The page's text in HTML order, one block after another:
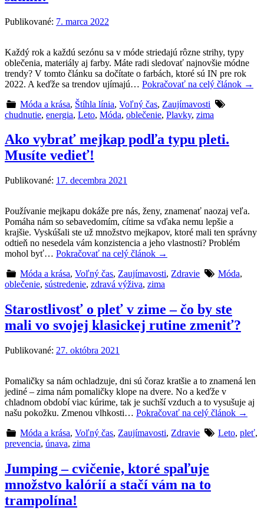
Publikované: 7. marca 2022
Každý rok a každú sezónu sa v móde striedajú rôzne strihy, typy
oblečenia, materiály aj farby. Máte radi sledovať najnovšie módne
trendy? V tomto článku sa dočítate o farbách, ktoré sú IN pre rok
2022. A keďže sa trendov ujímajú… Pokračovať na celý článok →
Móda a krása, Štíhla línia,Voľný čas, Zaujímavosti
chudnutie, energia, Leto, Móda, oblečenie, Plavky, zima
Ako vybrať mejkap podľa typu pleti.
Musíte vedieť!
Publikované: 17. decembra 2021
Používanie mejkapu dokáže pre nás, ženy, znamenať naozaj veľa.
Pomáha nám so sebavedomím, cítime sa vďaka nemu lepšie a
krajšie. Vyskúšali ste už množstvo mejkapov, ktoré mali ten správny
odtieň no nesedela vám konzistencia a jeho vlastnosti? Problém
mohol byť… Pokračovať na celý článok →
Móda a krása,Voľný čas, Zaujímavosti, Zdravie Móda,
oblečenie, sústredenie, zdravá výživa, zima
Starostlivosť o pleť v zime – čo by ste
mali vo svojej klasickej rutine zmeniť?
Publikované: 27. októbra 2021
Pomaličky sa nám ochladzuje, dni sú čoraz kratšie a to znamená len
jediné – zima nám pomaličky klope na dvere. No a keďže v
chladnom období viac kúrime, tak je suchší vzduch a to vysušuje aj
našu pokožku. Zmenou vlhkosti… Pokračovať na celý článok →
Móda a krása,Voľný čas, Zaujímavosti, Zdravie Leto, pleť,
prevencia, únava, zima
Jumping – cvičenie, ktoré spaľuje
množstvo kalórií a stačí vám na to
trampolína!